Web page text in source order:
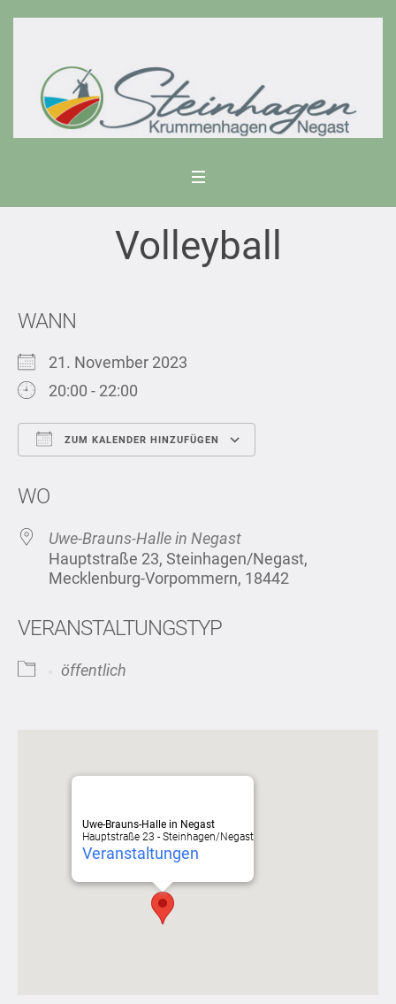
Volleyball
WANN
21. November 2023
20:00 - 22:00
ZUM KALENDER HINZUFÜGEN
WO
Uwe-Brauns-Halle in Negast
Hauptstraße 23, Steinhagen/Negast,
Mecklenburg-Vorpommern, 18442
VERANSTALTUNGSTYP
öffentlich
Uwe-Brauns-Halle in Negast
Hauptstraße 23 - Steinhagen/Negast
Veranstaltungen